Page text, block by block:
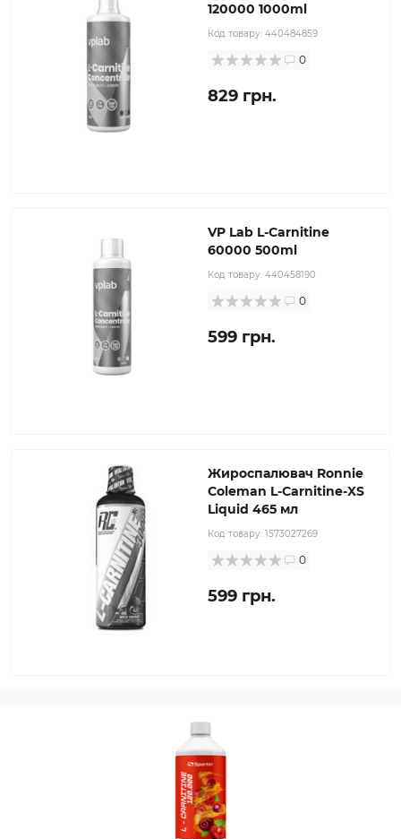
120000 1000ml
Код товару: 440484859
0
829 грн.
VP Lab L-Carnitine
60000 500ml
Код товару: 440458190
0
599 грн.
Жироспалювач Ronnie
Coleman L-Carnitine-XS
Liquid 465 мл
Код товару: 1573027269
0
599 грн.